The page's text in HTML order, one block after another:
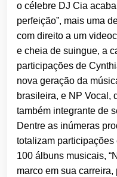
o célebre DJ Cia
perfeição”, mais uma
com direito a um
e cheia de suingue, a
participações de
nova geração da
brasileira, e NP Vocal,
também integrante de
Dentre as inúmeras
totalizam participações
100 álbuns musicais,
marco em sua carreira,